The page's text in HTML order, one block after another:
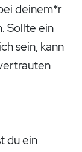
deinem*r
Sollte ein
sein, kann
du ein